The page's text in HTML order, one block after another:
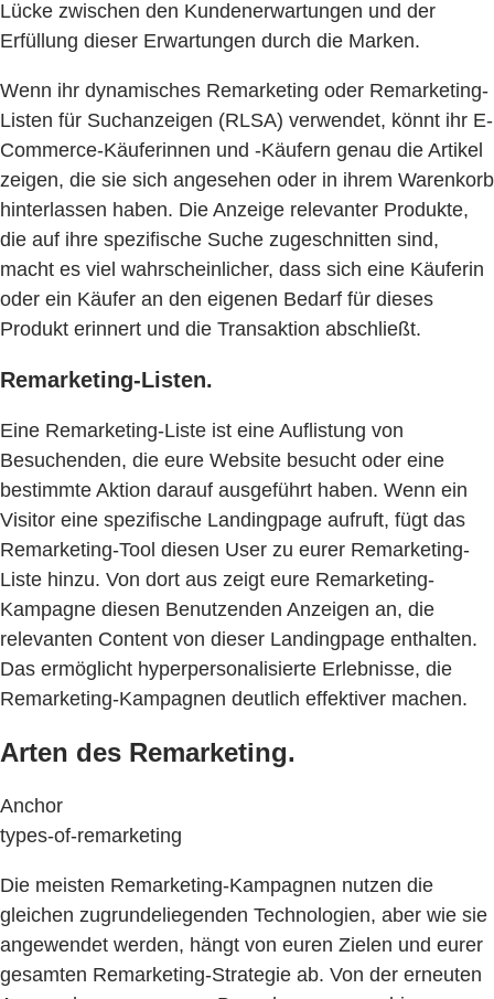
Lücke zwischen den Kundenerwartungen und der
Erfüllung dieser Erwartungen durch die Marken.
Wenn ihr dynamisches Remarketing oder Remarketing-
Listen für Suchanzeigen (RLSA) verwendet, könnt ihr E-
Commerce-Käuferinnen und -Käufern genau die Artikel
zeigen, die sie sich angesehen oder in ihrem Warenkorb
hinterlassen haben. Die Anzeige relevanter Produkte,
die auf ihre spezifische Suche zugeschnitten sind,
macht es viel wahrscheinlicher, dass sich eine Käuferin
oder ein Käufer an den eigenen Bedarf für dieses
Produkt erinnert und die Transaktion abschließt.
Remarketing-Listen.
Eine Remarketing-Liste ist eine Auflistung von
Besuchenden, die eure Website besucht oder eine
bestimmte Aktion darauf ausgeführt haben. Wenn ein
Visitor eine spezifische Landingpage aufruft, fügt das
Remarketing-Tool diesen User zu eurer Remarketing-
Liste hinzu. Von dort aus zeigt eure Remarketing-
Kampagne diesen Benutzenden Anzeigen an, die
relevanten Content von dieser Landingpage enthalten.
Das ermöglicht hyperpersonalisierte Erlebnisse, die
Remarketing-Kampagnen deutlich effektiver machen.
Arten des Remarketing.
Anchor
types-of-remarketing
Die meisten Remarketing-Kampagnen nutzen die
gleichen zugrundeliegenden Technologien, aber wie sie
angewendet werden, hängt von euren Zielen und eurer
gesamten Remarketing-Strategie ab. Von der erneuten